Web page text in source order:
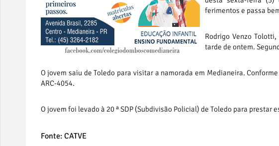
ferimentos e passa
Rodrigo Venzo
tarde de ontem.
O jovem saiu de Toledo para visitar a namorada em Medianeira.
ARC-4054.
O jovem foi levado à 20 ª SDP (Subdivisão Policial) de Toledo para prestar
Fonte: CATVE